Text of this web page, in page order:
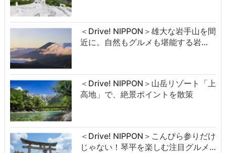
＜Drive! NIPPON＞雄大な岩手山を間
近に。自然もグルメも堪能する岩…
＜Drive! NIPPON＞山岳リゾート「上
高地」で、絶景ポイントを散策
＜Drive! NIPPON＞こんぴら参りだけ
じゃない！琴平を楽しむ注目グルメ…